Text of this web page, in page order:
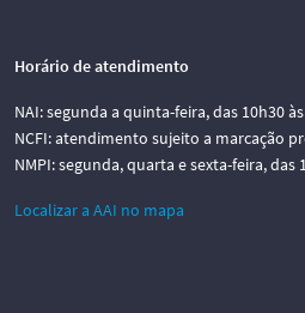
Horário de atendimento
NAI: segunda a quinta-feira, das 10h30
NCFI: atendimento sujeito a marcação
NMPI: segunda, quarta e sexta-feira, das
Localizar a AAI no mapa